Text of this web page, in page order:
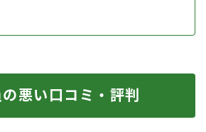
悪い口コミ・評判